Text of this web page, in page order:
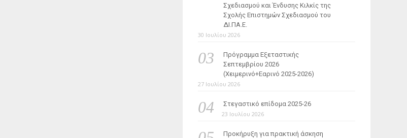
Σχεδιασμού και Ένδυσης Κιλκίς της
Σχολής Επιστημών Σχεδιασμού του
ΔΙ.ΠΑ.Ε.
30 Ιουλίου 2026
Πρόγραμμα Εξεταστικής
Σεπτεμβρίου 2026
(Χειμερινό+Εαρινό 2025-2026)
27 Ιουλίου 2026
Στεγαστικό επίδομα 2025-26
23 Ιουλίου 2026
Προκήρυξη για πρακτική άσκηση